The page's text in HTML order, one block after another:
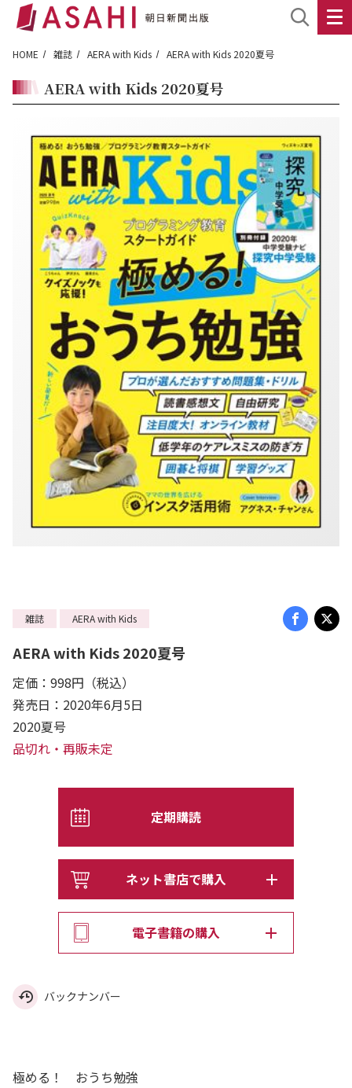
HOME 雑誌 AERA with Kids AERA with Kids 2020夏号
AERA with Kids 2020夏号
雑誌 AERA with Kids
AERA with Kids 2020夏号
定価：998円（税込）
発売日：2020年6月5日
2020夏号
品切れ・再販未定
定期購読
ネット書店で購入
電子書籍の購入
バックナンバー
極める！ おうち勉強